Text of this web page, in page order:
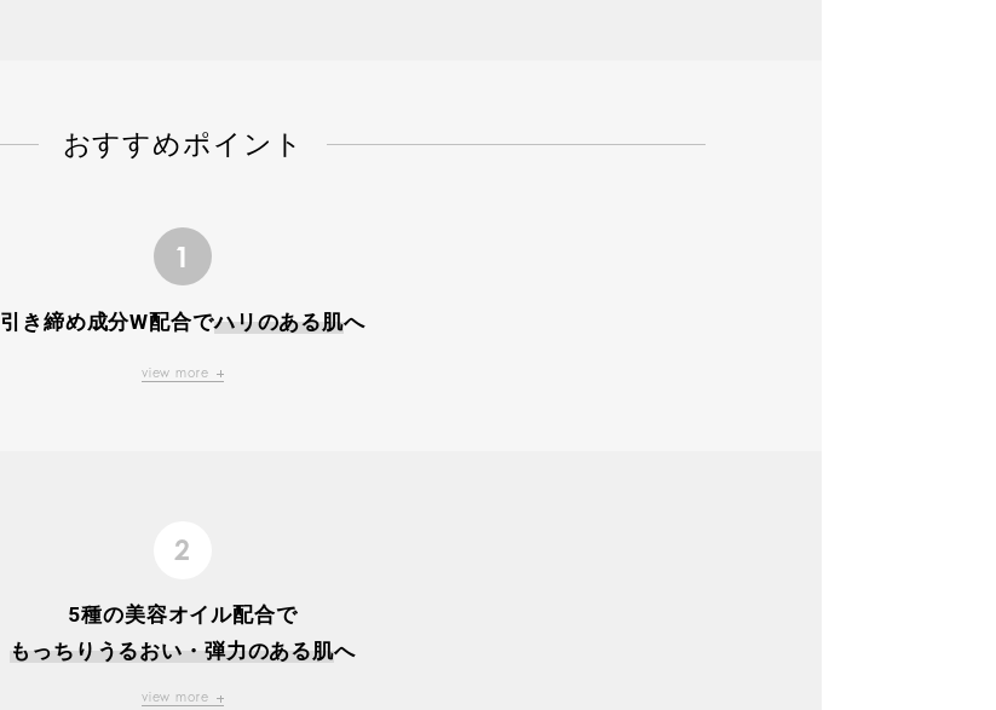
おすすめポイント
1
引き締め成分W配合でハリのある肌へ
view more
2
5種の美容オイル配合で
もっちりうるおい・弾力のある肌へ
view more